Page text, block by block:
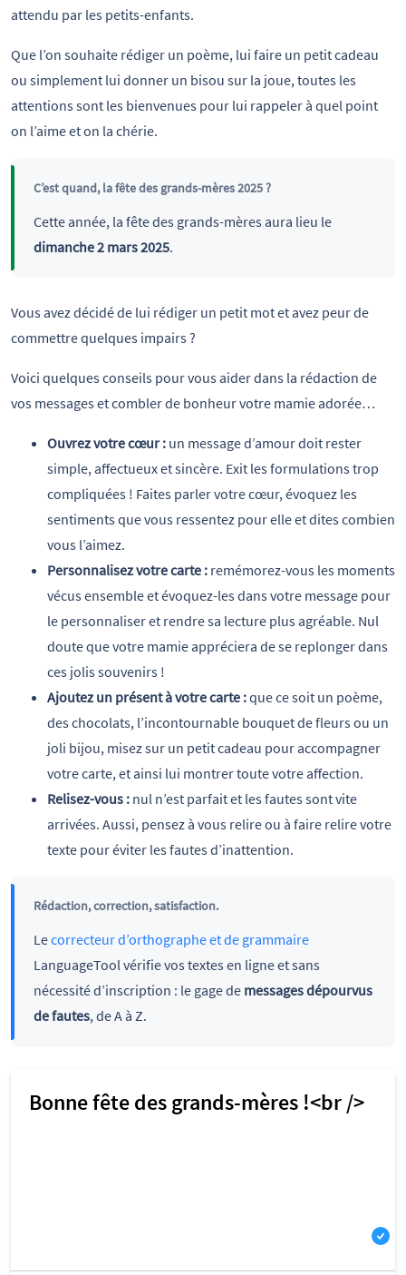
attendu par les petits-enfants.
Que l’on souhaite rédiger un poème, lui faire un petit cadeau
ou simplement lui donner un bisou sur la joue, toutes les
attentions sont les bienvenues pour lui rappeler à quel point
on l’aime et on la chérie.
C’est quand, la fête des grands-mères 2025 ?
Cette année, la fête des grands-mères aura lieu le
dimanche 2 mars 2025.
Vous avez décidé de lui rédiger un petit mot et avez peur de
commettre quelques impairs ?
Voici quelques conseils pour vous aider dans la rédaction de
vos messages et combler de bonheur votre mamie adorée…
Ouvrez votre cœur : un message d’amour doit rester
simple, affectueux et sincère. Exit les formulations trop
compliquées ! Faites parler votre cœur, évoquez les
sentiments que vous ressentez pour elle et dites combien
vous l’aimez.
Personnalisez votre carte : remémorez-vous les moments
vécus ensemble et évoquez-les dans votre message pour
le personnaliser et rendre sa lecture plus agréable. Nul
doute que votre mamie appréciera de se replonger dans
ces jolis souvenirs !
Ajoutez un présent à votre carte :que ce soit un poème,
des chocolats, l’incontournable bouquet de fleurs ou un
joli bijou, misez sur un petit cadeau pour accompagner
votre carte, et ainsi lui montrer toute votre affection.
Relisez-vous : nul n’est parfait et les fautes sont vite
arrivées. Aussi, pensez à vous relire ou à faire relire votre
texte pour éviter les fautes d’inattention.
Rédaction, correction, satisfaction.
Lecorrecteur d’orthographe et de grammaire
LanguageTool vérifie vos textes en ligne et sans
nécessité d’inscription : le gage de messages dépourvus
de fautes, de A à Z.